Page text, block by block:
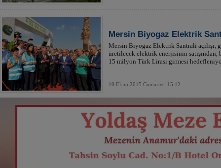
Mersin Biyogaz Elektrik
Mersin Biyogaz Elektrik Santrali açılışı,
üretilecek elektrik enerjisinin satışından,
15 milyon Türk Lirası girmesi
10 Ekim 2015 Cumartesi 15:12